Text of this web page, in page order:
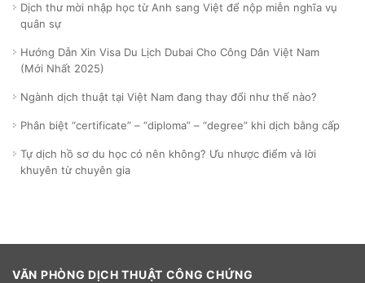
Dịch thư mời nhập học từ Anh sang Việt để nộp miễn nghĩa vụ
quân sự
Hướng Dẫn Xin Visa Du Lịch Dubai Cho Công Dân Việt Nam
(Mới Nhất 2025)
Ngành dịch thuật tại Việt Nam đang thay đổi như thế nào?
Phân biệt “certificate” – “diploma” – “degree” khi dịch bằng cấp
Tự dịch hồ sơ du học có nên không? Ưu nhược điểm và lời
khuyên từ chuyên gia
VĂN PHÒNG DỊCH THUẬT CÔNG CHỨNG